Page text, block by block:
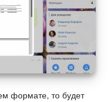
формате, то будет